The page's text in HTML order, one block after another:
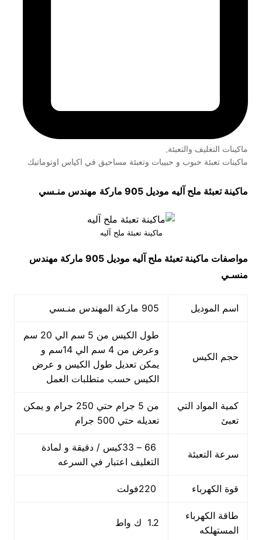
ماكينات التغليف والتعبئة,
ماكينات تعبئة حبوب و حبيبات وتعبئة مساحيق في اكياس اوتوماتيك
ماكينة تعبئة ملح آليه موديل 905 ماركة مهندس منـسي
ماكينة تعبئة ملح آليه
مواصفات ماكينة تعبئة ملح آليه
موديل 905 ماركة مهندس
منسـي
اسم الموديل 905 ماركة المهندس منـسي
حجم الكيس
طول الكيس من 5 سم الي 20 سم
وعرض من 4 سم الي 14سم و
يمكن تعديل طول الكيس و عرض
الكيس حسب متطلبات العمل
كمية المواد التي
تعبئ
من 5 جرام حتي 250 جرام و يمكن
تعديله حتي 500 جرام
سرعة التعبئة
66 – 33كيس / دقيقة و لمادة
التغليف اعتبار في السرعه
قوة الكهرباء
طاقة الكهرباء
المستهلكه
1.2 ك واط